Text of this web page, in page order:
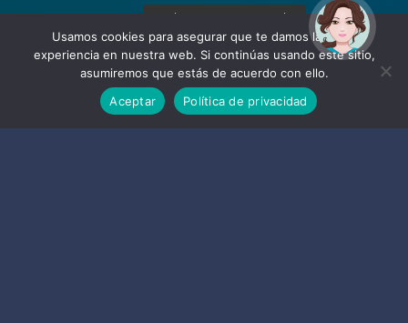
Usamos cookies para asegurar que te damos la mejor
experiencia en nuestra web. Si continúas usando este sitio,
asumiremos que estás de acuerdo con ello.
Aceptar
Política de privacidad
¡Hola! Soy Noy. ¿Puedo
ayudarte?